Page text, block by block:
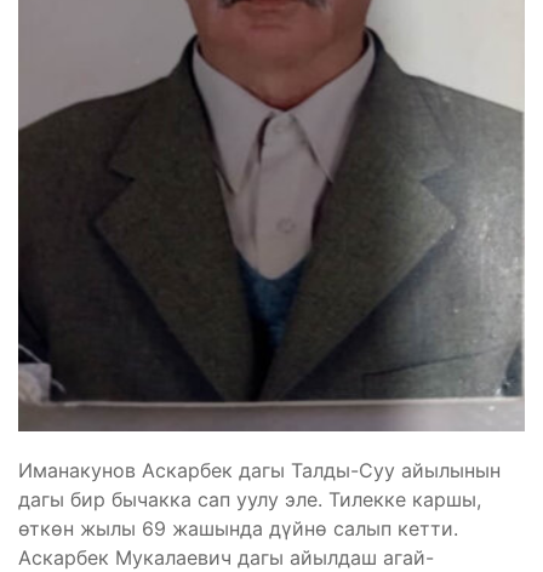
Иманакунов Аскарбек дагы Талды-Суу айылынын
дагы бир бычакка сап уулу эле. Тилекке каршы,
өткөн жылы 69 жашында дүйнө салып кетти.
Аскарбек Мукалаевич дагы айылдаш агай-